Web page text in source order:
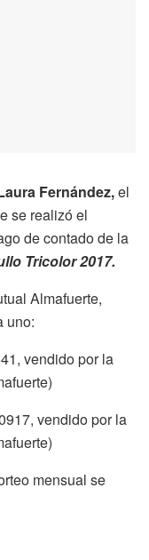
Fernández,el
se realizó el
de contado de la
Tricolor 2017.
Almafuerte,
uno:
vendido por la
vendido por la
mensual se